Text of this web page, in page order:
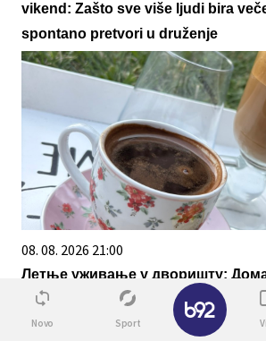
vikend: Zašto sve više ljudi bira
spontano pretvori u druženje
08. 08. 2026 21:00
Летње уживање у дворишту:
хладан нес или кафа са млеком –
Novo Sport
✕